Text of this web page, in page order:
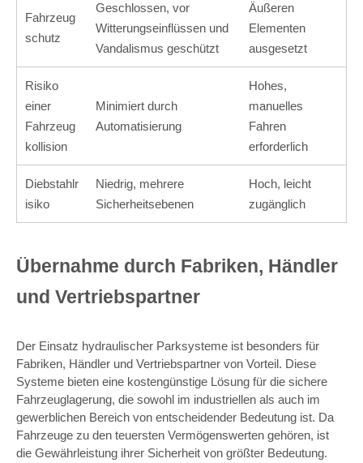
Fahrzeug
schutz
Geschlossen, vor
Witterungseinflüssen und
Vandalismus geschützt
Äußeren
Elementen
ausgesetzt
Risiko
einer
Fahrzeug
kollision
Minimiert durch
Automatisierung
Hohes,
manuelles
Fahren
erforderlich
Diebstahlr
isiko
Niedrig, mehrere
Sicherheitsebenen
Hoch, leicht
zugänglich
Übernahme durch Fabriken, Händler
und Vertriebspartner
Der Einsatz hydraulischer Parksysteme ist besonders für
Fabriken, Händler und Vertriebspartner von Vorteil. Diese
Systeme bieten eine kostengünstige Lösung für die sichere
Fahrzeuglagerung, die sowohl im industriellen als auch im
gewerblichen Bereich von entscheidender Bedeutung ist. Da
Fahrzeuge zu den teuersten Vermögenswerten gehören, ist
die Gewährleistung ihrer Sicherheit von größter Bedeutung.